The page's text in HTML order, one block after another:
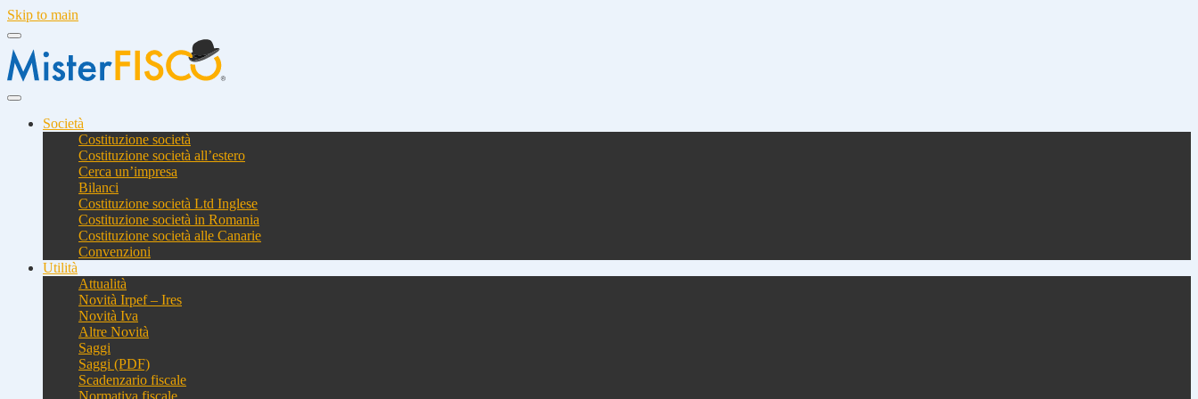
Skip to main
Società
Costituzione società
Costituzione società all’estero
Cerca un’impresa
Bilanci
Costituzione società Ltd Inglese
Costituzione società in Romania
Costituzione società alle Canarie
Convenzioni
Utilità
Attualità
Novità Irpef – Ires
Novità Iva
Altre Novità
Saggi
Saggi (PDF)
Scadenzario fiscale
Normativa fiscale